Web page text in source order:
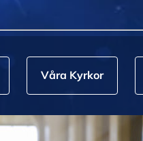
Våra Kyrkor